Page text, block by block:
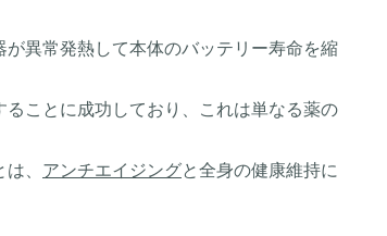
異常発熱して本体のバッテリー寿命を縮
ことに成功しており、これは単なる薬の
、 アンチエイジングと全身の健康維持に